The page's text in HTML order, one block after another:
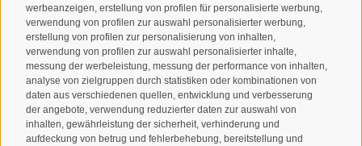
werbeanzeigen, erstellung von profilen für personalisierte werbung,
verwendung von profilen zur auswahl personalisierter werbung,
erstellung von profilen zur personalisierung von inhalten,
verwendung von profilen zur auswahl personalisierter inhalte,
messung der werbeleistung, messung der performance von inhalten,
analyse von zielgruppen durch statistiken oder kombinationen von
daten aus verschiedenen quellen, entwicklung und verbesserung
der angebote, verwendung reduzierter daten zur auswahl von
inhalten, gewährleistung der sicherheit, verhinderung und
aufdeckung von betrug und fehlerbehebung, bereitstellung und
Newsletteranmeldung